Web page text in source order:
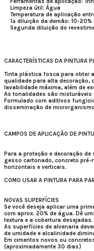
Limpeza útil: Água
Temperatura de aplicação
1ª diluição da demão: 10-20%
Segunda diluição do
CARACTERÍSTICAS DA PINTURA
Tinta plástica fosca para obter
qualidade para alta decoração,
lavabilidade máxima, além de
As tonalidades são misturáveis
Formulado com aditivos
disseminação de
CAMPOS DE APLICAÇÃO DE
Para a proteção e decoração
gesso cartonado, concreto pré-
horizontais e verticais.
COMO USAR A PINTURA PARA
NOVAS SUPERFÍCIES
Se você deseja aplicar uma
com aprox. 20% de água. Dê
textura e a cobertura desejadas.
As superfícies de alvenaria
de umidade e alcalinidade
Em cimentos novos ou
(aproximadamente 30 dias)